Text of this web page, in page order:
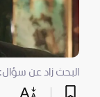
البحث زاد عن